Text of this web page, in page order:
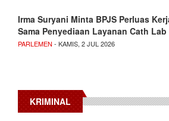
Irma Suryani Minta BPJS Perluas
Sama Penyediaan Layanan Cath Lab
PARLEMEN - KAMIS, 2 JUL 2026
KRIMINAL